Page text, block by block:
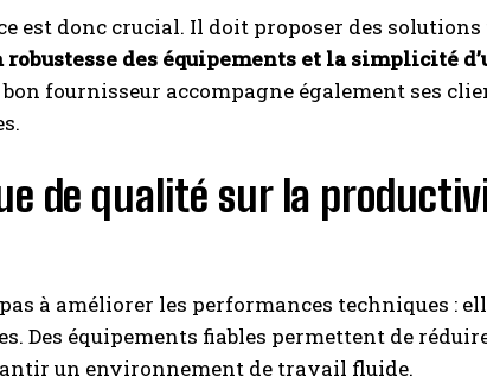
est donc crucial. Il doit proposer des
robustesse des équipements et la simplicité
fournisseur accompagne également ses
de qualité sur la
à améliorer les performances techniques :
Des équipements fiables permettent de
un environnement de travail fluide.